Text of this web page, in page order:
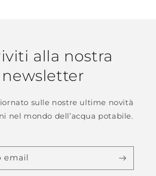
alla nostra
newsletter
sulle nostre ultime novità
nel mondo dell’acqua potabile.
email